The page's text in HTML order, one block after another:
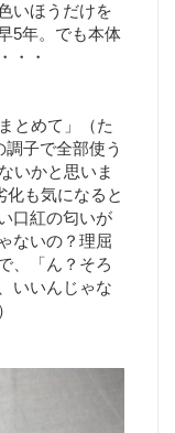
いほうだけを
5年。でも本体
・・
とめて」（た
子で全部使う
いかと思いま
化も気になると
口紅の匂いが
ないの？理屈
、「ん？そろ
いいんじゃな